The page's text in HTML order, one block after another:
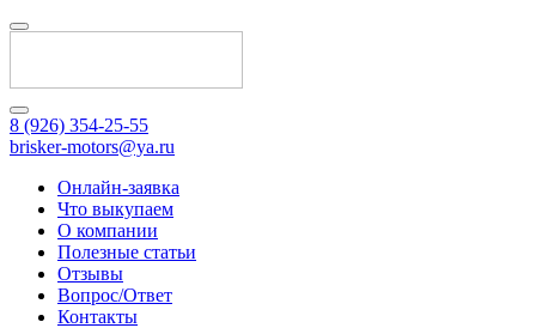
8 (926) 354-25-55
brisker-motors@ya.ru
Онлайн-заявка
Что выкупаем
О компании
Полезные статьи
Отзывы
Вопрос/Ответ
Контакты